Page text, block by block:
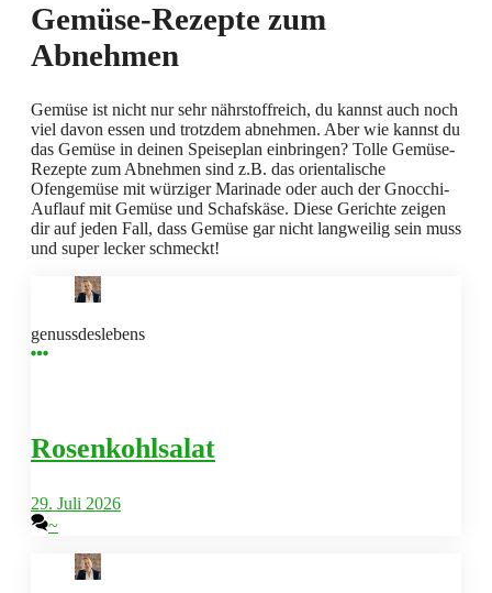
Gemüse-Rezepte zum
Abnehmen
Gemüse ist nicht nur sehr nährstoffreich, du kannst auch noch
viel davon essen und trotzdem abnehmen. Aber wie kannst du
das Gemüse in deinen Speiseplan einbringen? Tolle Gemüse-
Rezepte zum Abnehmen sind z.B. das orientalische
Ofengemüse mit würziger Marinade oder auch der Gnocchi-
Auflauf mit Gemüse und Schafskäse. Diese Gerichte zeigen
dir auf jeden Fall, dass Gemüse gar nicht langweilig sein muss
und super lecker schmeckt!
genussdeslebens
Rosenkohlsalat
29. Juli 2026
~